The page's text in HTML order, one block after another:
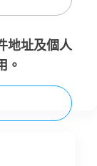
地址及個人
。